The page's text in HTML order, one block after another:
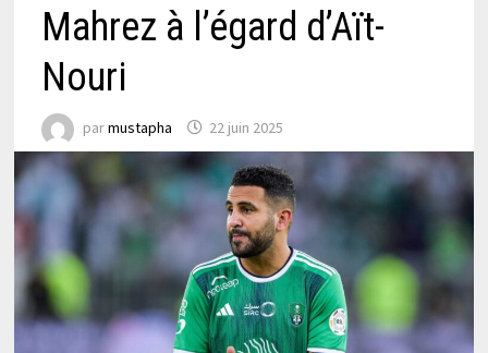
Mahrez à l’égard d’Aït-
Nouri
parmustapha 22 juin 2025